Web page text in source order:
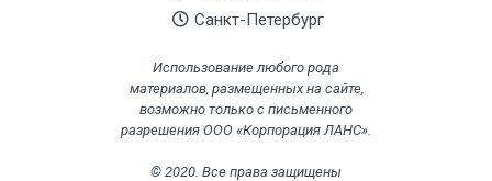
Санкт-Петербург
Использование любого рода
материалов, размещенных на сайте,
возможно только с письменного
разрешения ООО «Корпорация ЛАНС».
© 2020. Все права защищены